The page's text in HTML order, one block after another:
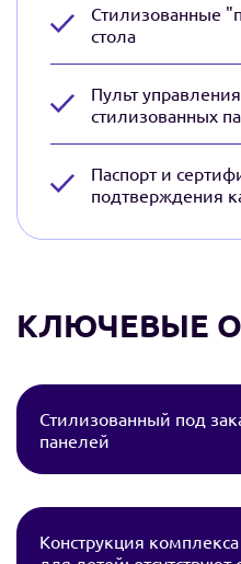
Стилизованные
стола
Пульт
стилизованных
Паспорт и
подтверждения
КЛЮЧЕВЫЕ
Стилизованный под
панелей
Конструкция